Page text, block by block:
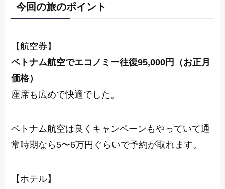
今回の旅のポイント
【航空券】
ベトナム航空でエコノミー往復95,000円（お正月
価格）
座席も広めで快適でした。
ベトナム航空は良くキャンペーンもやっていて通
常時期なら5〜6万円ぐらいで予約が取れます。
【ホテル】